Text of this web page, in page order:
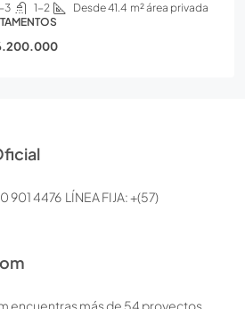
3 1-2 Desde 41.4 m² área privada
901 4476 LÍNEA FIJA: +(57)
encuentras más de 54 proyectos